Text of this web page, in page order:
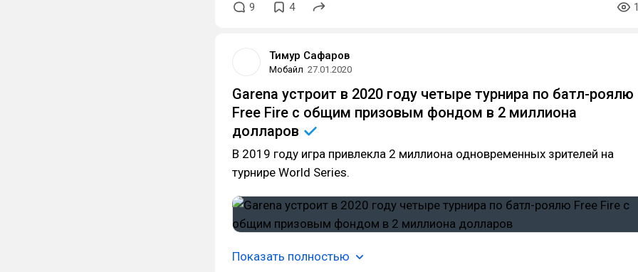
9 4
Тимур Сафаров
Мобайл 27.01.2020
Garena устроит в 2020 году четыре турнира по батл-роялю
Free Fire с общим призовым фондом в 2 миллиона
долларов
В 2019 году игра привлекла 2 миллиона одновременных зрителей на
турнире World Series.
Показать полностью